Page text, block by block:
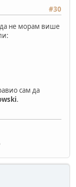
#30
да не морам више
сам да
.